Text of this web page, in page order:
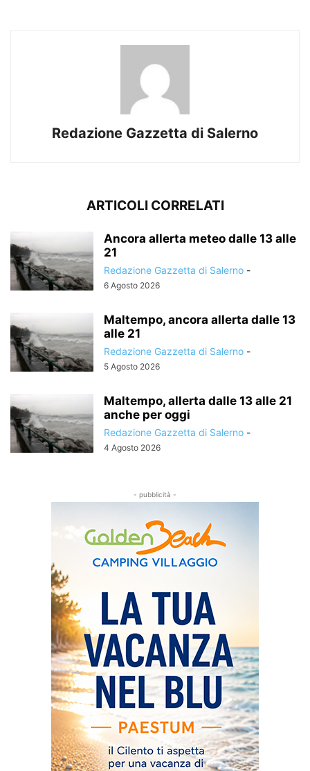
Redazione Gazzetta di Salerno
ARTICOLI CORRELATI
Ancora allerta meteo dalle 13 alle
21
Redazione Gazzetta di Salerno -
6 Agosto 2026
Maltempo, ancora allerta dalle 13
alle 21
Redazione Gazzetta di Salerno -
5 Agosto 2026
Maltempo, allerta dalle 13 alle 21
anche per oggi
Redazione Gazzetta di Salerno -
4 Agosto 2026
- pubblicità -